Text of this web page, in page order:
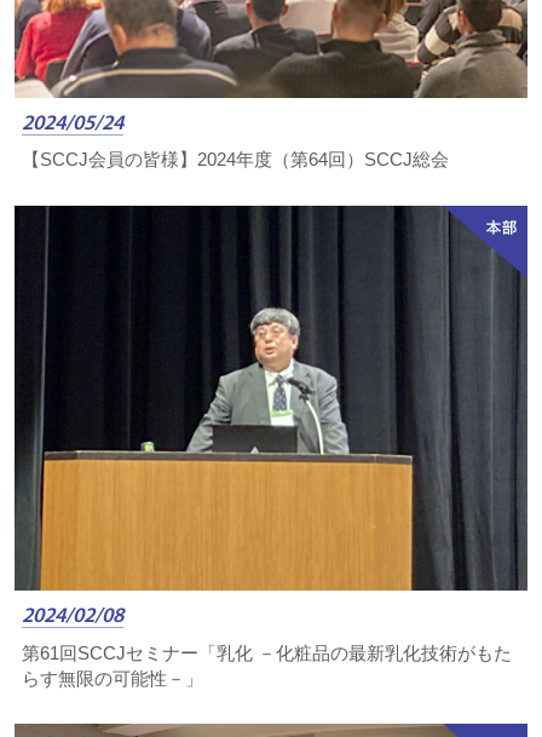
2024/05/24
【SCCJ会員の皆様】2024年度（第64回）SCCJ総会
2024/02/08
第61回SCCJセミナー「乳化 －化粧品の最新乳化技術がもた
らす無限の可能性－」